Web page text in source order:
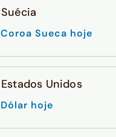
Suécia
Coroa Sueca hoje
Estados Unidos
Dólar hoje